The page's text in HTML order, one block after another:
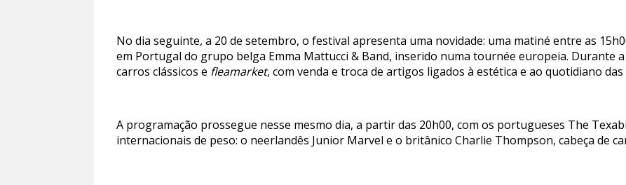
No dia seguinte, a 20 de setembro, o festival apresenta uma novidade: uma matiné entre as
em Portugal do grupo belga Emma Mattucci & Band, inserido numa tournée europeia. Durante
carros clássicos e fleamarket, com venda e troca de artigos ligados à estética e ao quotidiano das
A programação prossegue nesse mesmo dia, a partir das 20h00, com os portugueses The
internacionais de peso: o neerlandês Junior Marvel e o britânico Charlie Thompson, cabeça de